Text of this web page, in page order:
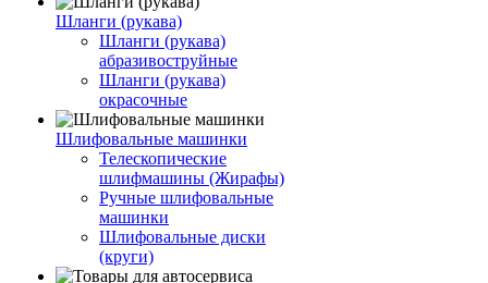
Шланги (рукава)
Шланги (рукава)
абразивоструйные
Шланги (рукава)
окрасочные
Шлифовальные машинки
Телескопические
шлифмашины (Жирафы)
Ручные шлифовальные
машинки
Шлифовальные диски
(круги)